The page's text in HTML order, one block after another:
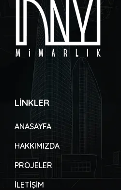
LİNKLER
ANASAYFA
HAKKIMIZDA
PROJELER
İLETİŞİM